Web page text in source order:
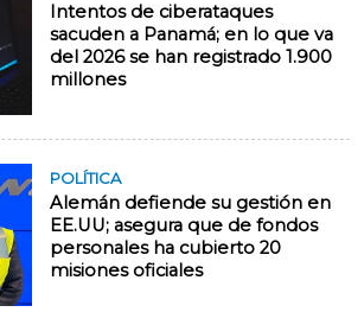
Intentos de ciberataques
sacuden a Panamá; en lo que va
del 2026 se han registrado 1.900
millones
POLÍTICA
Alemán defiende su gestión en
EE.UU; asegura que de fondos
personales ha cubierto 20
misiones oficiales